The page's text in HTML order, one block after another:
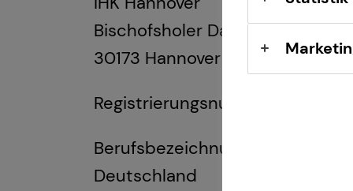
Bischofsholer Damm 91
30173 Hannover
Registrierungsnummer: D-RQWI-
Berufsbezeichnung:
Deutschland